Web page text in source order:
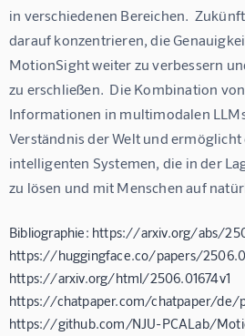
in verschiedenen Bereichen.
darauf konzentrieren, die
MotionSight weiter zu verbessern
zu erschließen.  Die Kombination
Informationen in multimodalen
Verständnis der Welt und
intelligenten Systemen, die in der
zu lösen und mit Menschen auf
Bibliographie: https://arxiv.org/abs/
https://huggingface.co/papers/
https://arxiv.org/html/2506.01674v1
https://chatpaper.com/chatpaper/de/
https://github.com/NJU-PCALab/